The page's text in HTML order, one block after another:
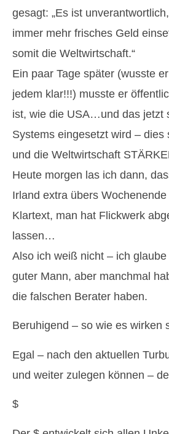
gesagt: „Es ist
immer mehr frisches Geld
somit die Weltwirtschaft.“
Ein paar Tage später (wusste
jedem klar!!!) musste er
ist, wie die USA…und das jetzt
Systems eingesetzt wird –
und die Weltwirtschaft
Heute morgen las ich dann,
Irland extra übers
Klartext, man hat Flickwerk
lassen…
Also ich weiß nicht – ich
guter Mann, aber manchmal
die falschen Berater haben.
Beruhigend – so wie es wirken
Egal – nach den aktuellen
und weiter zulegen können –
$